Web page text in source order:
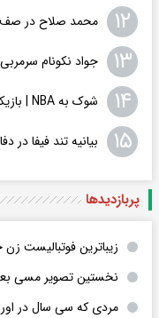
۱۲ محمد صلاح در صف
۱۳ جواد نکونام
۱۴ شوک به NBA | بازیکن مشهور بسکتبال اوردوز کرد!
۱۵ بیانیه تند فیفا در
پربازدید‌ها
زیباترین
نخستین تصویر مسی
مردی که سی سال در